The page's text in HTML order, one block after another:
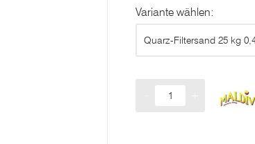
Variante wählen:
Quarz-Filtersand 25 kg